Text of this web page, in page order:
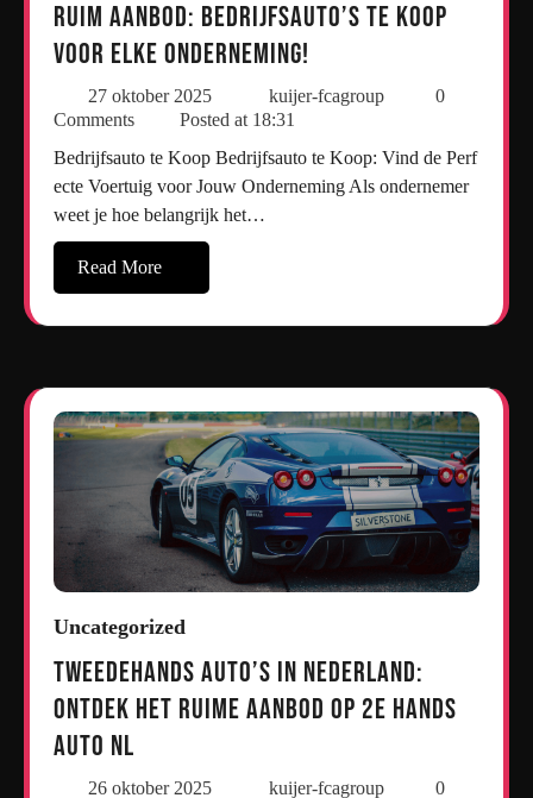
Ruim aanbod: Bedrijfsauto’s te koop
voor elke onderneming!
27 oktober 2025 kuijer-fcagroup
0
Comments
Posted at 18:31
Bedrijfsauto te Koop Bedrijfsauto te Koop: Vind de Perf
ecte Voertuig voor Jouw Onderneming Als ondernemer
weet je hoe belangrijk het…
Read More
Uncategorized
Tweedehands auto’s in Nederland:
Ontdek het ruime aanbod op 2e hands
auto nl
26 oktober 2025 kuijer-fcagroup
0